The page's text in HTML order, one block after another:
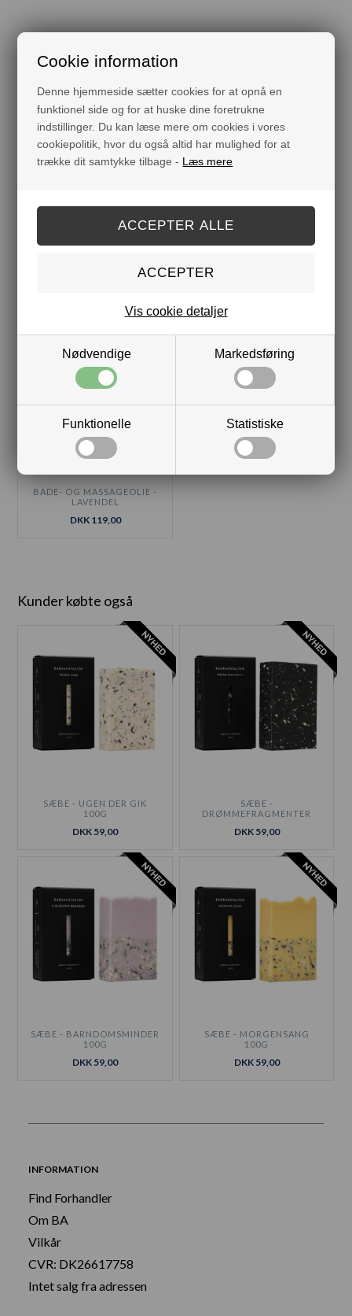
Cookie information
Denne hjemmeside sætter cookies for at opnå en
funktionel side og for at huske dine foretrukne
indstillinger. Du kan læse mere om cookies i vores
cookiepolitik, hvor du også altid har mulighed for at
trække dit samtykke tilbage - Læs mere
Nødvendige Markedsføring
Funktionelle Statistiske
Vis cookie detaljer
Måske er du også interesseret i følgende produkter
BADE- OG MASSAGEOLIE -
LAVENDEL
DKK 119,00
Kunder købte også
SÆBE - UGEN DER GIK
100G
DKK 59,00
SÆBE -
DRØMMEFRAGMENTER
DKK 59,00
SÆBE - BARNDOMSMINDER
100G
DKK 59,00
SÆBE - MORGENSANG
100G
DKK 59,00
INFORMATION
Find Forhandler
Om BA
Vilkår
CVR: DK26617758
Intet salg fra adressen